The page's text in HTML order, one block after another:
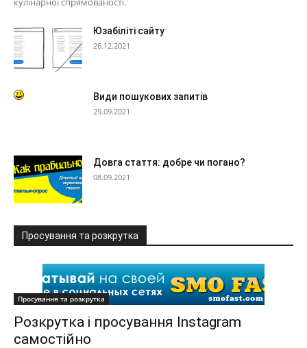
Юзабіліті сайту
26.12.2021
Види пошукових запитів
29.09.2021
Довга стаття: добре чи погано?
08.09.2021
Просування та розкрутка
Просування та розкрутка
Розкрутка і просування Instagram
самостійно